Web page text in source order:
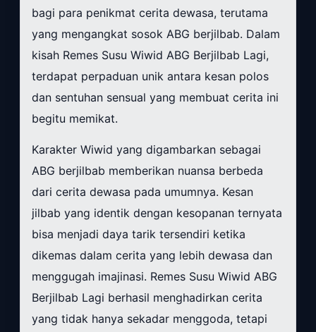
bagi para penikmat cerita dewasa, terutama
yang mengangkat sosok ABG berjilbab. Dalam
kisah Remes Susu Wiwid ABG Berjilbab Lagi,
terdapat perpaduan unik antara kesan polos
dan sentuhan sensual yang membuat cerita ini
begitu memikat.
Karakter Wiwid yang digambarkan sebagai
ABG berjilbab memberikan nuansa berbeda
dari cerita dewasa pada umumnya. Kesan
jilbab yang identik dengan kesopanan ternyata
bisa menjadi daya tarik tersendiri ketika
dikemas dalam cerita yang lebih dewasa dan
menggugah imajinasi. Remes Susu Wiwid ABG
Berjilbab Lagi berhasil menghadirkan cerita
yang tidak hanya sekadar menggoda, tetapi